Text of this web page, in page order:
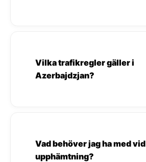
Vilka trafikregler gäller i
Azerbajdzjan?
Vad behöver jag ha med vid
upphämtning?